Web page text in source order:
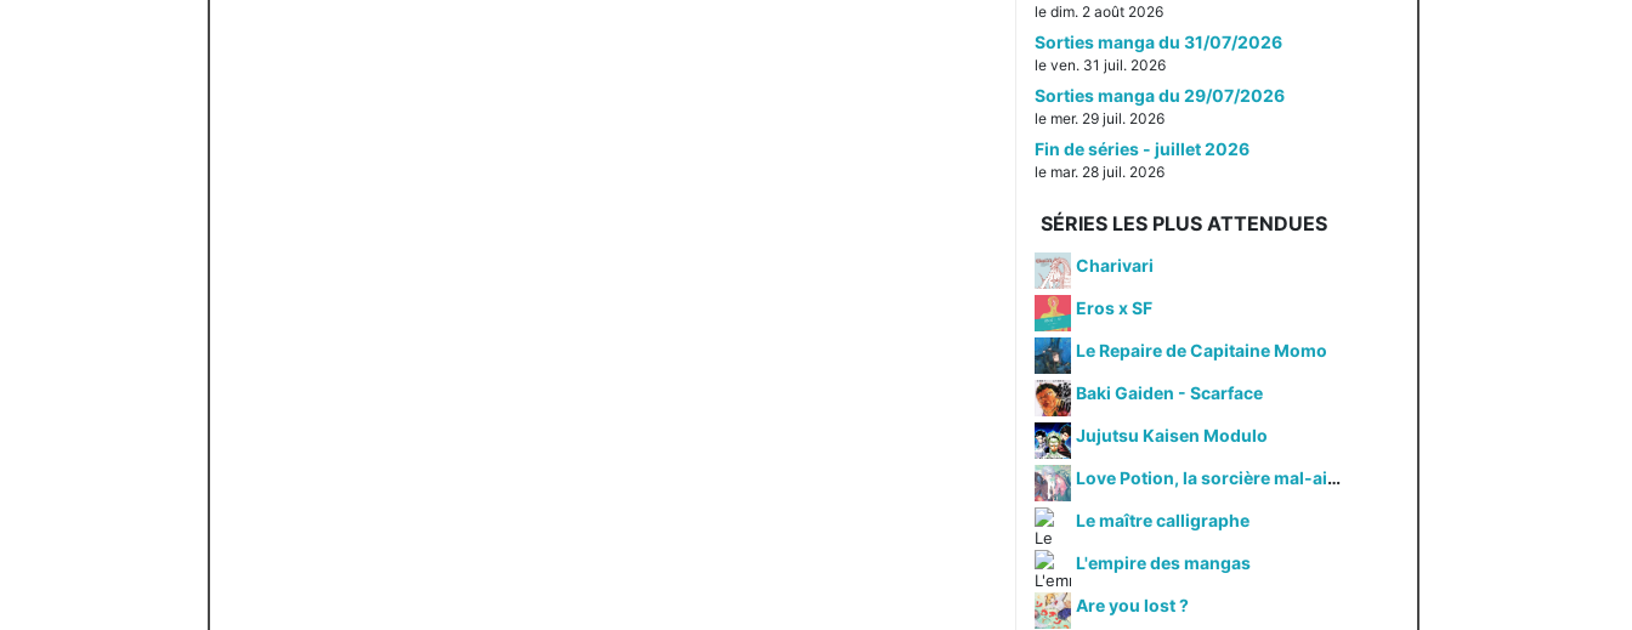
le dim. 2 août 2026
Sorties manga du 31/07/2026
le ven. 31 juil. 2026
Sorties manga du 29/07/2026
le mer. 29 juil. 2026
Fin de séries - juillet 2026
le mar. 28 juil. 2026
SÉRIES LES PLUS ATTENDUES
Charivari
Eros x SF
Le Repaire de Capitaine Momo
Baki Gaiden - Scarface
Jujutsu Kaisen Modulo
Love Potion, la sorcière mal-aimée
Le maître calligraphe
L'empire des mangas
Are you lost ?